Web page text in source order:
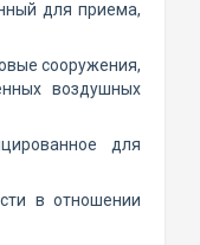
для приема,
сооружения,
воздушных
для
в отношении